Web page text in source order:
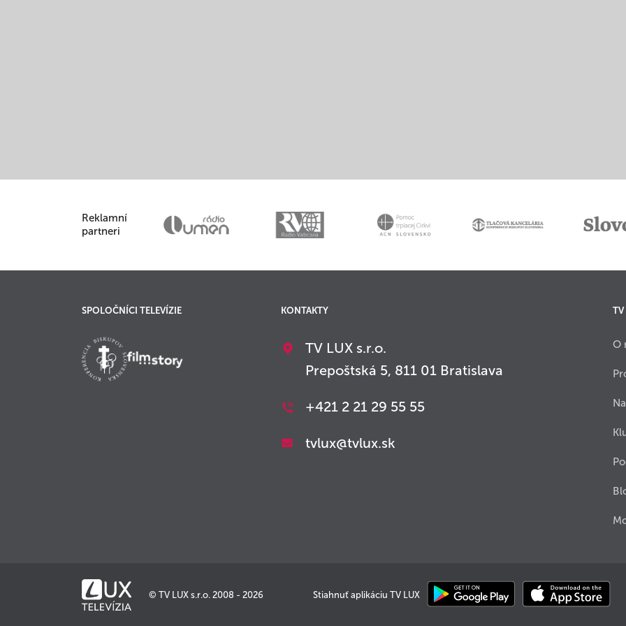
Reklamní
partneri
SPOLOČNÍCI TELEVÍZIE KONTAKTY
TV LUX s.r.o.
Prepoštská 5, 811 01 Bratislava
+421 2 21 29 55 55
tvlux@tvlux.sk
TV
O
© TV LUX s.r.o. 2008 - 2026 Stiahnuť aplikáciu TV LUX